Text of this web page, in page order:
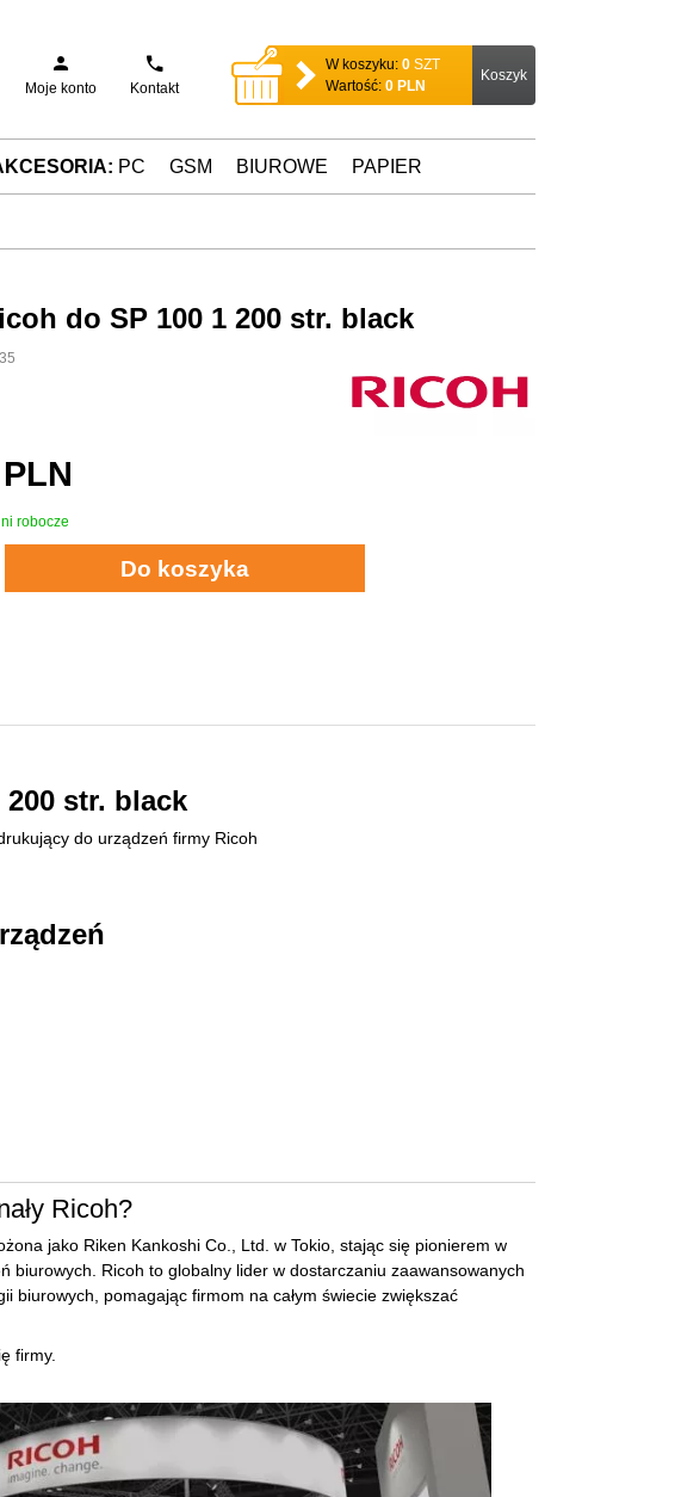
Moje konto Kontakt
W koszyku: 0 SZT
Wartość: 0 PLN
Koszyk
PC GSM BIUROWE PAPIER
do SP 100 1 200 str. black
PLN
robocze
Do koszyka
str. black
do urządzeń firmy Ricoh
Ricoh?
jako Riken Kankoshi Co., Ltd. w Tokio, stając się pionierem w
biurowych. Ricoh to globalny lider w dostarczaniu zaawansowanych
biurowych, pomagając firmom na całym świecie zwiększać
firmy.